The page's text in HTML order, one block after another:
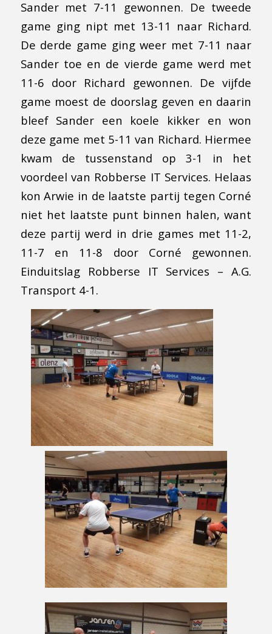
Sander met 7-11 gewonnen. De tweede
game ging nipt met 13-11 naar Richard.
De derde game ging weer met 7-11 naar
Sander toe en de vierde game werd met
11-6 door Richard gewonnen. De vijfde
game moest de doorslag geven en daarin
bleef Sander een koele kikker en won
deze game met 5-11 van Richard. Hiermee
kwam de tussenstand op 3-1 in het
voordeel van Robberse IT Services. Helaas
kon Arwie in de laatste partij tegen Corné
niet het laatste punt binnen halen, want
deze partij werd in drie games met 11-2,
11-7 en 11-8 door Corné gewonnen.
Einduitslag Robberse IT Services – A.G.
Transport 4-1.